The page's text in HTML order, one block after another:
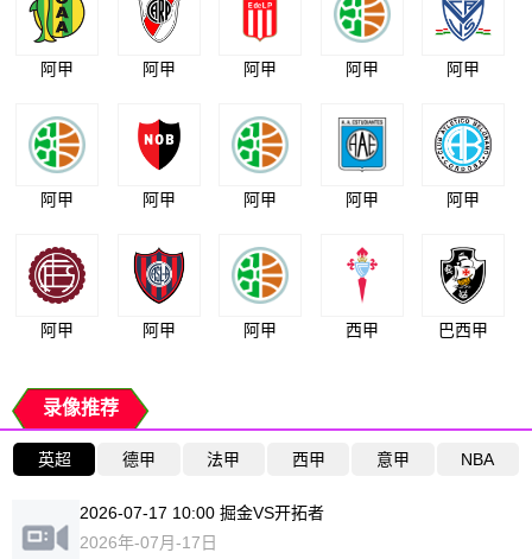
阿甲 阿甲 阿甲 阿甲 阿甲
阿甲 阿甲 阿甲 阿甲 阿甲
阿甲 阿甲 阿甲 西甲 巴西甲
录像推荐
英超 德甲 法甲 西甲 意甲 NBA
2026-07-17 10:00 掘金VS开拓者
2026年-07月-17日